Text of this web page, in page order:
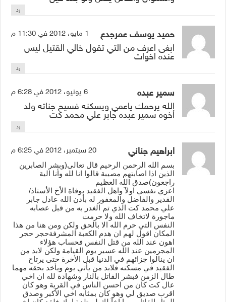
رد
حميد يوسف عمرجدع 1 مايو، 2012 في 11:30 م
ابغى اعرف من التي تقول خالي القتيل ليس
عنده اخوات
رد
سمير عبده 6 يونيو، 2012 في 6:28 م
الله يرحمك ياعمي ويسكنه فسيح جناته ولد
أخوه سمير عبده جابر علي محمد كت
رد
ابراهيم جناني 20 سبتمبر، 2012 في 6:25 م
بسم الله الرحمن الرحيم قال تعالى(وبشر الصابرين
الذين اذا اصابتهم مصيبة قالوا انا لله وأنا الية
راجعون)صدق الله العظيم
اعزي نفسي اولآ واهل الفقيد بوفاة الأخ الأستاذ/
القدير والفاضل والمغفور له بأدن الله عادل جابر
علي محمد كت الذي تم الغدر به من قبل عصابه
ماجورة لاتخاف الله ولا حرمت
النفس التي حرم الله الا بالحق ولكن ومن هنا من هذا
المكان اقول لهم ان هدم الكعبة المشرفةحجر حجر
اهون عند الله من قتل النفس فحساب هؤلاء
المجرمين عند الله عسير يوم القيامة ولكن لابد من
ان ينالوا جزائهم في الدنيا قبل الأخرة حتى يرتاح
الفقيد في مسكنه فلابد من يأتي يوم ويأخد بحقه مهما
طال الزمن فبشر القاتل بالنار وشهادة لله ان اخي
عال كت كان من احسن الناس في القرية وهو كان
اقرب صديق لي وهو كان بمثابه اخي الأكبر وصدق